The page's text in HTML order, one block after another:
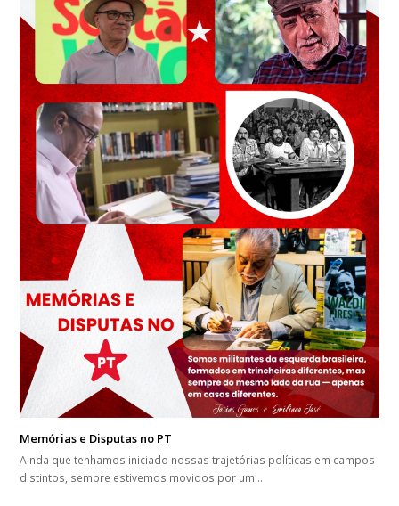
Memórias e Disputas no PT
Ainda que tenhamos iniciado nossas trajetórias políticas em campos
distintos, sempre estivemos movidos por um…